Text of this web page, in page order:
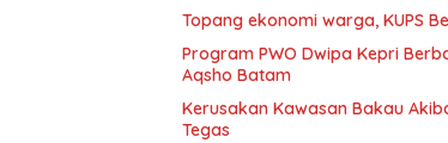
Topang ekonomi warga, KUPS
Program PWO Dwipa Kepri
Aqsho Batam
Kerusakan Kawasan Bakau
Tegas